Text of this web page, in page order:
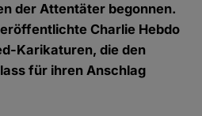
der Attentäter begonnen.
Charlie Hebdo
Karikaturen, die den
für ihren Anschlag